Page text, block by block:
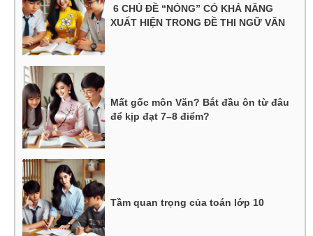
6 CHỦ ĐỀ “NÓNG” CÓ KHẢ NĂNG
XUẤT HIỆN TRONG ĐỀ THI NGỮ VĂN
Mất gốc môn Văn? Bắt đầu ôn từ đâu
để kịp đạt 7–8 điểm?
Tầm quan trọng của toán lớp 10